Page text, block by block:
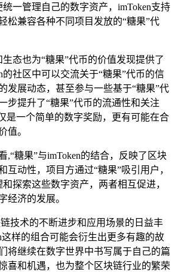
统一管理自己的数字资产，imToken支持
松兼容各种不同项目发放的“糖果”代
生态也为“糖果”代币的价值发现提供了
的社区中可以交流关于“糖果”代币的信
发展动态，甚至参与一些基于“糖果”代
步提升了“糖果”代币的流通性和关注
是一个简单的数字奖励，更有可能在合
值。
,“糖果”与imToken的结合，反映了区块
互动性，项目方通过“糖果”吸引用户，
探索这些数字资产，两者相互促进，
经济的发展。
技术的不断进步和应用场景的日益丰
这样的组合可能会衍生出更多有趣的故
将继续在数字世界中书写属于自己的篇
喜和机遇，也为整个区块链行业的繁荣